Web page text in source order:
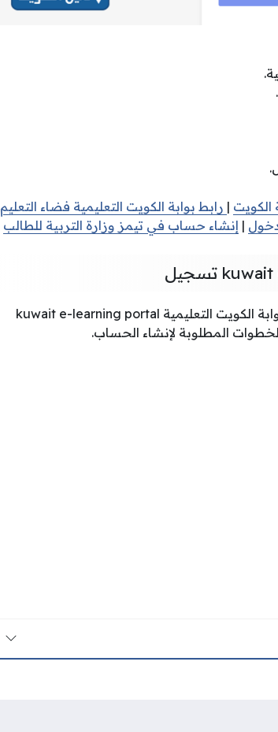
الكويت | رابط بوابة الكويت التعليمية فضاء التعليم
| إنشاء حساب في تيمز وزارة التربية للطالب
إمكانية التسجيل في بوابة الكويت التعليمية kuwait e-learning portal
المطلوبة لإنشاء الحساب.